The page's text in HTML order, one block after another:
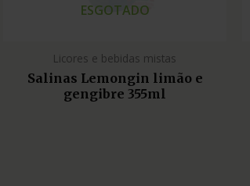
ESGOTADO
Licores e bebidas mistas
Salinas Lemongin limão e
gengibre 355ml